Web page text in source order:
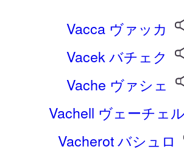
Vacca ヴァッカ
Vacek バチェク
Vache ヴァシェ
Vachell ヴェーチェル
Vacherot バシュロ